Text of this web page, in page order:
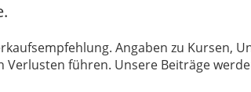
Angaben zu Kursen,
führen. Unsere Beiträge